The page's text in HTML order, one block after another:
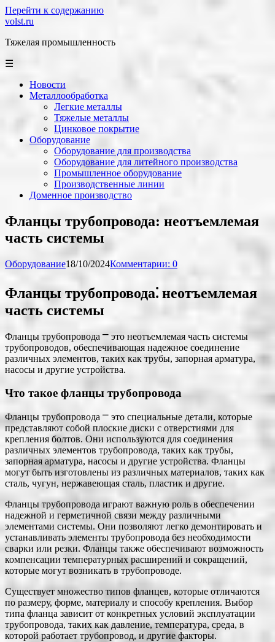
Перейти к содержанию
volst.ru
Тяжелая промышленность
☰
Новости
Металлообработка
Легкие металлы
Тяжелые металлы
Цинковое покрытие
Оборудование
Оборудование для производства
Оборудование для литейного производства
Промышленное оборудование
Производственные линии
Доменное производство
Фланцы трубопровода: неотъемлемая
часть системы
Оборудование18/10/2024Комментарии: 0
Фланцы трубопровода⁚ неотъемлемая
часть системы
Фланцы трубопровода ⎻ это неотъемлемая часть системы
трубопроводов, обеспечивающая надежное соединение
различных элементов, таких как трубы, запорная арматура,
насосы и другие устройства.
Что такое фланцы трубопровода
Фланцы трубопровода ⎻ это специальные детали, которые
представляют собой плоские диски с отверстиями для
крепления болтов. Они используются для соединения
различных элементов трубопровода, таких как трубы,
запорная арматура, насосы и другие устройства. Фланцы
могут быть изготовлены из различных материалов, таких как
сталь, чугун, нержавеющая сталь, пластик и другие.
Фланцы трубопровода играют важную роль в обеспечении
надежной и герметичной связи между различными
элементами системы. Они позволяют легко демонтировать и
устанавливать элементы трубопровода без необходимости
сварки или резки. Фланцы также обеспечивают возможность
компенсации температурных расширений и сокращений,
которые могут возникать в трубопроводе.
Существует множество типов фланцев, которые отличаются
по размеру, форме, материалу и способу крепления. Выбор
типа фланца зависит от конкретных условий эксплуатации
трубопровода, таких как давление, температура, среда, в
которой работает трубопровод, и другие факторы.